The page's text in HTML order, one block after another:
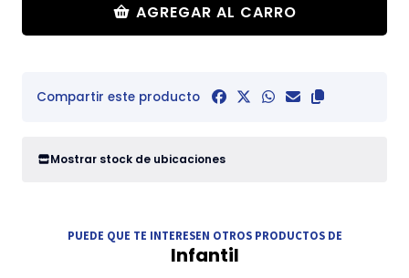
AGREGAR AL CARRO
Compartir este producto
Mostrar stock de ubicaciones
PUEDE QUE TE INTERESEN OTROS PRODUCTOS DE
Infantil